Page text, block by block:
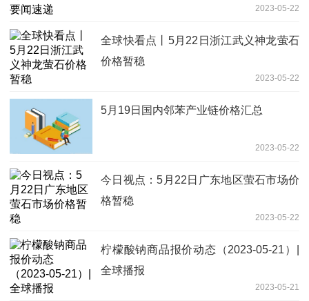
2023-05-22
全球快看点丨5月22日浙江武义神龙萤石
价格暂稳
2023-05-22
5月19日国内邻苯产业链价格汇总
2023-05-22
今日视点：5月22日广东地区萤石市场价
格暂稳
2023-05-22
柠檬酸钠商品报价动态（2023-05-21）|
全球播报
2023-05-21